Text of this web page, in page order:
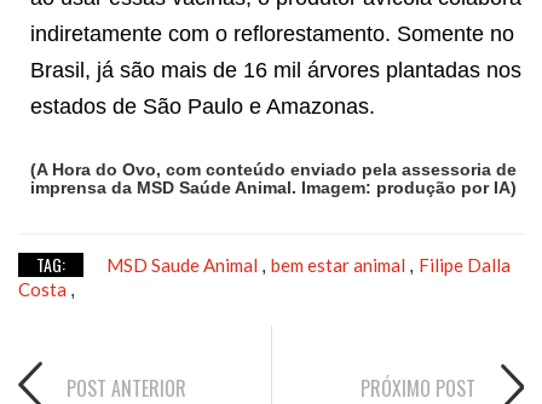
indiretamente com o reflorestamento. Somente no
Brasil, já são mais de 16 mil árvores plantadas nos
estados de São Paulo e Amazonas.
(A Hora do Ovo, com conteúdo enviado pela assessoria de
imprensa da MSD Saúde Animal. Imagem: produção por IA)
TAG: MSD Saude Animal , bem estar animal , Filipe Dalla
Costa ,
POST ANTERIOR PRÓXIMO POST